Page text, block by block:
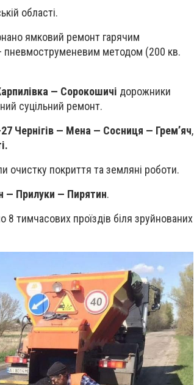
області.
ямковий ремонт гарячим
пневмоструменевим методом (200 кв.
— Сорокошичі дорожники
суцільний ремонт.
Чернігів — Мена — Сосниця — Грем’яч,
очистку покриття та земляні роботи.
— Прилуки — Пирятин.
тимчасових проїздів біля зруйнованих